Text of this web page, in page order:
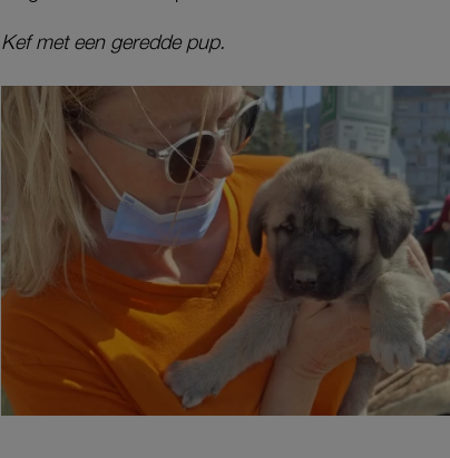
Kef met een geredde pup.